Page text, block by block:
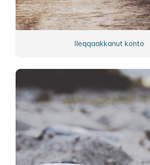
Ileqqaakkanut konto